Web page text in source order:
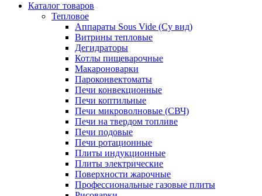
Каталог товаров
Тепловое
Аппараты Sous Vide (Су вид)
Витрины тепловые
Дегидраторы
Котлы пищеварочные
Макароноварки
Пароконвектоматы
Печи конвекционные
Печи коптильные
Печи микроволновые (СВЧ)
Печи на твердом топливе
Печи подовые
Печи ротационные
Плиты индукционные
Плиты электрические
Поверхности жарочные
Профессиональные газовые плиты